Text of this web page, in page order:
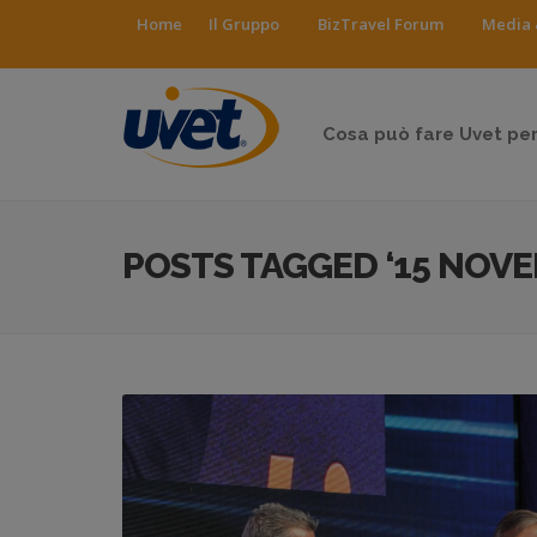
Home Il Gruppo BizTravel Forum Media
Cosa può fare Uvet
POSTS TAGGED ‘15